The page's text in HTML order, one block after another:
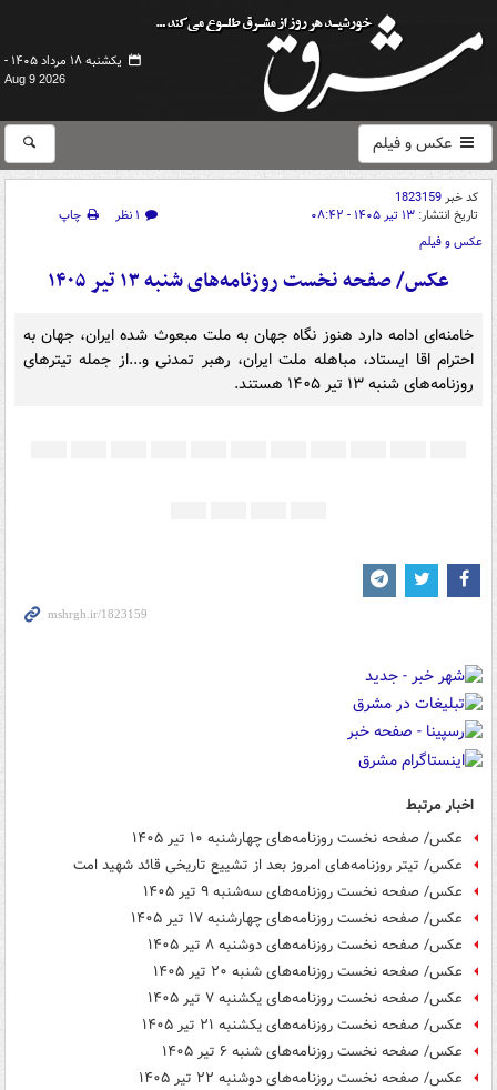
یکشنبه ۱۸ مرداد ۱۴۰۵ -
Aug 9 2026
عکس و فیلم
کد خبر1823159
تاریخ انتشار: ۱۳ تیر ۱۴۰۵ - ۰۸:۴۲ ۱ نظر
چاپ
عکس و فیلم
عکس/ صفحه نخست روزنامه‌های ‌شنبه ۱۳ تیر ۱۴۰۵
خامنه‌ای ادامه دارد هنوز نگاه جهان به ملت مبعوث شده ایران، جهان به
احترام اقا ایستاد، مباهله ملت ایران، رهبر تمدنی و...از جمله تیترهای
روزنامه‌های ‌شنبه ۱۳ تیر ۱۴۰۵ هستند.
اخبار مرتبط
عکس/ صفحه نخست روزنامه‌های چهارشنبه ۱۰ تیر ۱۴۰۵
عکس/ تیتر روزنامه‌های امروز بعد از تشییع تاریخی قائد شهید امت
عکس/ صفحه نخست روزنامه‌های سه‌شنبه ۹ تیر ۱۴۰۵
عکس/ صفحه نخست روزنامه‌های چهارشنبه ۱۷ تیر ۱۴۰۵
عکس/ صفحه نخست روزنامه‌های دوشنبه ۸ تیر ۱۴۰۵
عکس/ صفحه نخست روزنامه‌های شنبه ۲۰ تیر ۱۴۰۵
عکس/ صفحه نخست روزنامه‌های یکشنبه ۷ تیر ۱۴۰۵
عکس/ صفحه نخست روزنامه‌های یکشنبه ۲۱ تیر ۱۴۰۵
عکس/ صفحه نخست روزنامه‌های ‌شنبه ۶ تیر ۱۴۰۵
عکس/ صفحه نخست روزنامه‌های دوشنبه ۲۲ تیر ۱۴۰۵